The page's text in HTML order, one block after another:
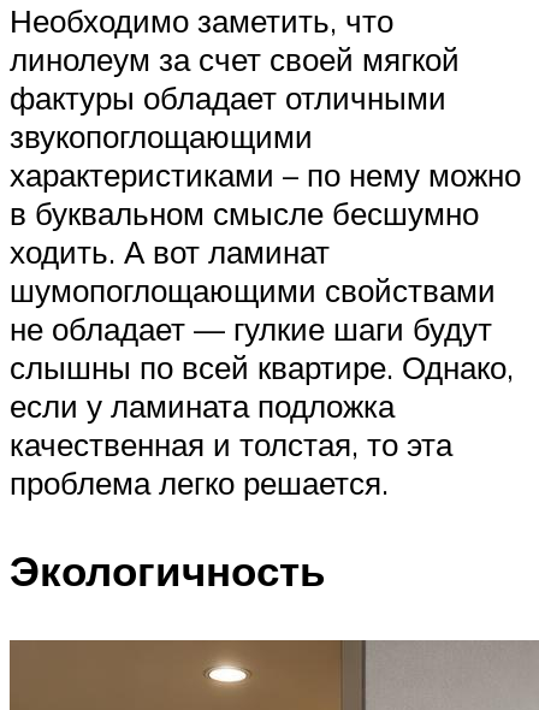
Необходимо заметить, что
линолеум за счет своей мягкой
фактуры обладает отличными
звукопоглощающими
характеристиками – по нему можно
в буквальном смысле бесшумно
ходить. А вот ламинат
шумопоглощающими свойствами
не обладает — гулкие шаги будут
слышны по всей квартире. Однако,
если у ламината подложка
качественная и толстая, то эта
проблема легко решается.
Экологичность